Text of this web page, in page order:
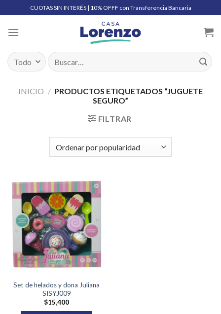
to
content
CUOTAS SIN INTERÉS | 10% OFFF con Transferencia Bancaria
Buscar
por:
INICIO / PRODUCTOS ETIQUETADOS “JUGUETE
SEGURO”
FILTRAR
Set de helados y dona Juliana
SISYJ009
$15,400